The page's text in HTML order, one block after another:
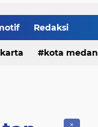
Redaksi
kota medan
✕